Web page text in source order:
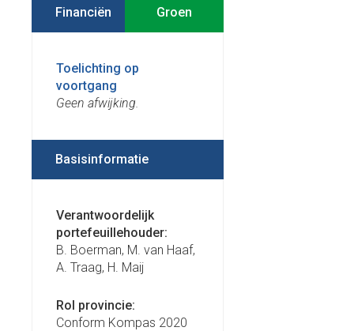
Financiën
Toelichting op
voortgang
Geen afwijking.
Basisinformatie
Verantwoordelijk
portefeuillehouder:
B. Boerman, M. van Haaf,
A. Traag, H. Maij
Rol provincie:
Conform Kompas 2020